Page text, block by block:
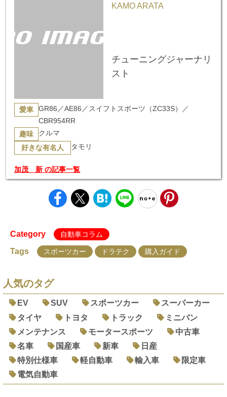
KAMO ARATA
チューニングジャーナリ
スト
愛車
GR86／AE86／スイフトスポーツ（ZC33S）／
CBR954RR
趣味 クルマ
好きな有名人 タモリ
加茂 新 の記事一覧
Category 自動車コラム
Tags スポーツカー ドラテク 購入ガイド
人気のタグ
EV SUV スポーツカー
スーパーカー
タイヤ
トヨタ トラック
ミニバン
メンテナンス
モータースポーツ
中古車
名車
国産車 新車
日産
特別仕様車
軽自動車 輸入車
限定車
電気自動車